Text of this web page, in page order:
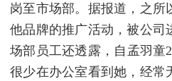
岗至市场部。据报道，之所
他品牌的推广活动，被公司
场部员工还透露，自孟羽童
很少在办公室看到她，经常